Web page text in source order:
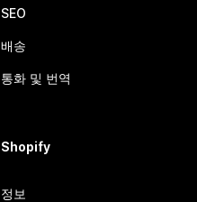
SEO
배송
통화 및 번역
Shopify
정보